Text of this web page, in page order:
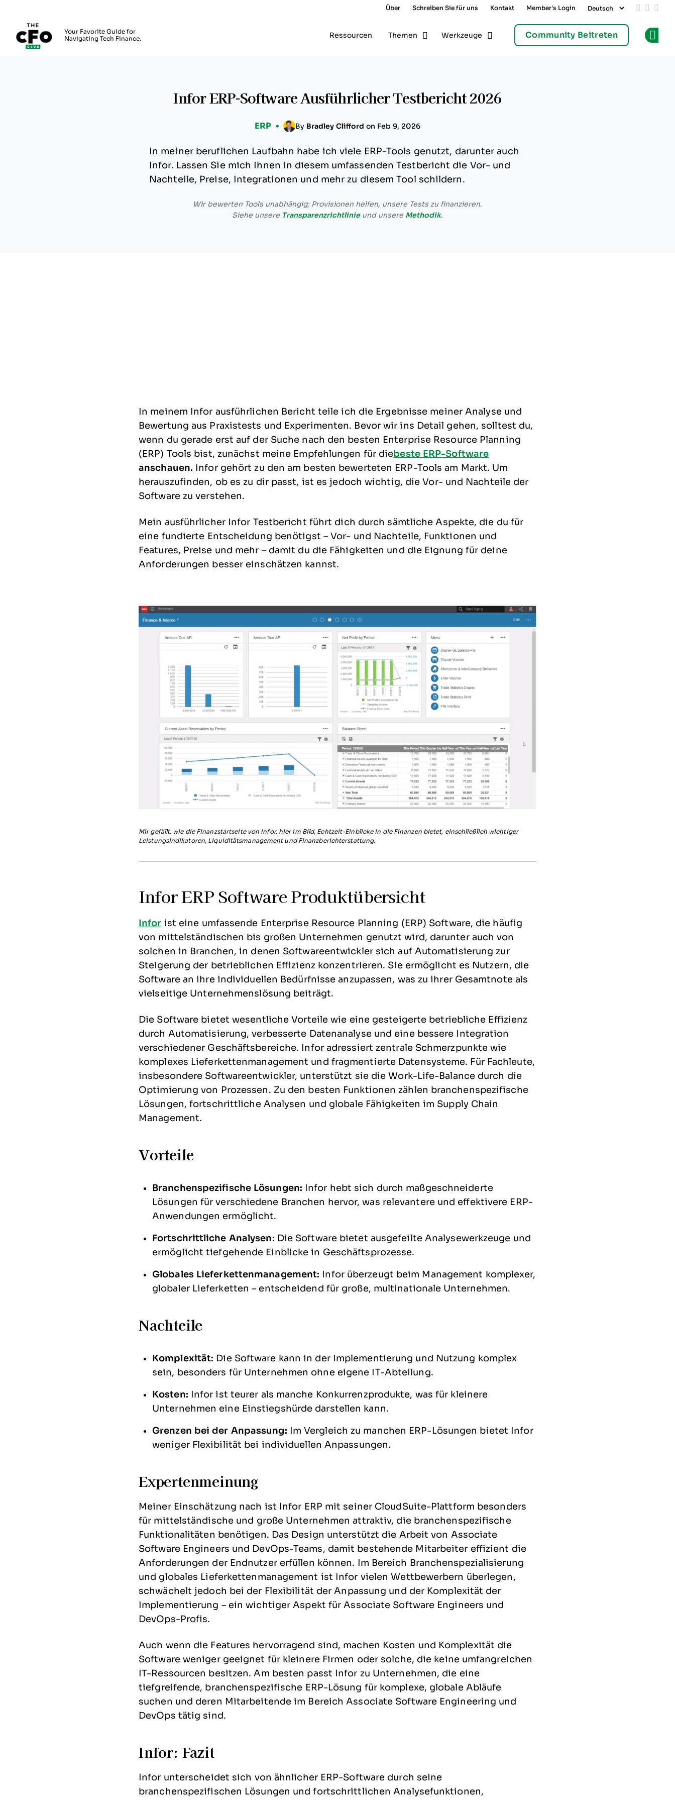
Über Schreiben Sie für uns Kontakt Member's Login Add us
Follow
Your Favorite Guide for
Navigating Tech Finance.
Ressourcen Themen Werkzeuge Community Beitreten
Infor ERP-Software Ausführlicher Testbericht 2026
ERP By Bradley Clifford on Feb 9, 2026
In meiner beruflichen Laufbahn habe ich viele ERP-Tools genutzt, darunter auch
Infor. Lassen Sie mich Ihnen in diesem umfassenden Testbericht die Vor- und
Nachteile, Preise, Integrationen und mehr zu diesem Tool schildern.
Wir bewerten Tools unabhängig; Provisionen helfen, unsere Tests zu finanzieren.
Siehe unsere Transparenzrichtlinieund unsere Methodik.
In meinem Infor ausführlichen Bericht teile ich die Ergebnisse meiner Analyse und
Bewertung aus Praxistests und Experimenten. Bevor wir ins Detail gehen, solltest du,
wenn du gerade erst auf der Suche nach den besten Enterprise Resource Planning
(ERP) Tools bist, zunächst meine Empfehlungen für diebeste ERP-Software
anschauen.
Infor gehört zu den am besten bewerteten ERP-Tools am Markt. Um
herauszufinden, ob es zu dir passt, ist es jedoch wichtig, die Vor- und Nachteile der
Software zu verstehen.
Mein ausführlicher Infor Testbericht führt dich durch sämtliche Aspekte, die du für
eine fundierte Entscheidung benötigst – Vor- und Nachteile, Funktionen und
Features, Preise und mehr – damit du die Fähigkeiten und die Eignung für deine
Anforderungen besser einschätzen kannst.
Mir gefällt, wie die Finanzstartseite von Infor, hier im Bild, Echtzeit-Einblicke in die Finanzen bietet, einschließlich wichtiger
Leistungsindikatoren, Liquiditätsmanagement und Finanzberichterstattung.
Infor ERP Software Produktübersicht
Infor ist eine umfassende Enterprise Resource Planning (ERP) Software, die häufig
von mittelständischen bis großen Unternehmen genutzt wird, darunter auch von
solchen in Branchen, in denen Softwareentwickler sich auf Automatisierung zur
Steigerung der betrieblichen Effizienz konzentrieren. Sie ermöglicht es Nutzern, die
Software an ihre individuellen Bedürfnisse anzupassen, was zu ihrer Gesamtnote als
vielseitige Unternehmenslösung beiträgt.
Die Software bietet wesentliche Vorteile wie eine gesteigerte betriebliche Effizienz
durch Automatisierung, verbesserte Datenanalyse und eine bessere Integration
verschiedener Geschäftsbereiche. Infor adressiert zentrale Schmerzpunkte wie
komplexes Lieferkettenmanagement und fragmentierte Datensysteme. Für Fachleute,
insbesondere Softwareentwickler, unterstützt sie die Work-Life-Balance durch die
Optimierung von Prozessen. Zu den besten Funktionen zählen branchenspezifische
Lösungen, fortschrittliche Analysen und globale Fähigkeiten im Supply Chain
Management.
Vorteile
Branchenspezifische Lösungen: Infor hebt sich durch maßgeschneiderte
Lösungen für verschiedene Branchen hervor, was relevantere und effektivere ERP-
Anwendungen ermöglicht.
Fortschrittliche Analysen: Die Software bietet ausgefeilte Analysewerkzeuge und
ermöglicht tiefgehende Einblicke in Geschäftsprozesse.
Globales Lieferkettenmanagement: Infor überzeugt beim Management komplexer,
globaler Lieferketten – entscheidend für große, multinationale Unternehmen.
Nachteile
Komplexität: Die Software kann in der Implementierung und Nutzung komplex
sein, besonders für Unternehmen ohne eigene IT-Abteilung.
Kosten: Infor ist teurer als manche Konkurrenzprodukte, was für kleinere
Unternehmen eine Einstiegshürde darstellen kann.
Grenzen bei der Anpassung: Im Vergleich zu manchen ERP-Lösungen bietet Infor
weniger Flexibilität bei individuellen Anpassungen.
Expertenmeinung
Meiner Einschätzung nach ist Infor ERP mit seiner CloudSuite-Plattform besonders
für mittelständische und große Unternehmen attraktiv, die branchenspezifische
Funktionalitäten benötigen. Das Design unterstützt die Arbeit von Associate
Software Engineers und DevOps-Teams, damit bestehende Mitarbeiter effizient die
Anforderungen der Endnutzer erfüllen können. Im Bereich Branchenspezialisierung
und globales Lieferkettenmanagement ist Infor vielen Wettbewerbern überlegen,
schwächelt jedoch bei der Flexibilität der Anpassung und der Komplexität der
Implementierung – ein wichtiger Aspekt für Associate Software Engineers und
DevOps-Profis.
Auch wenn die Features hervorragend sind, machen Kosten und Komplexität die
Software weniger geeignet für kleinere Firmen oder solche, die keine umfangreichen
IT-Ressourcen besitzen. Am besten passt Infor zu Unternehmen, die eine
tiefgreifende, branchenspezifische ERP-Lösung für komplexe, globale Abläufe
suchen und deren Mitarbeitende im Bereich Associate Software Engineering und
DevOps tätig sind.
Infor: Fazit
Infor unterscheidet sich von ähnlicher ERP-Software durch seine
branchenspezifischen Lösungen und fortschrittlichen Analysefunktionen,